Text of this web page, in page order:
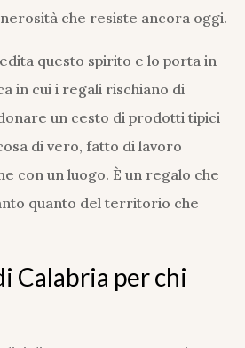
che resiste ancora oggi.
questo spirito e lo porta in
in cui i regali rischiano di
un cesto di prodotti tipici
di vero, fatto di lavoro
con un luogo. È un regalo che
quanto del territorio che
Calabria per chi